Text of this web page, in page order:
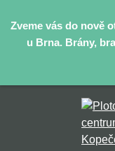
Zveme vás do nově
u Brna. Brány,